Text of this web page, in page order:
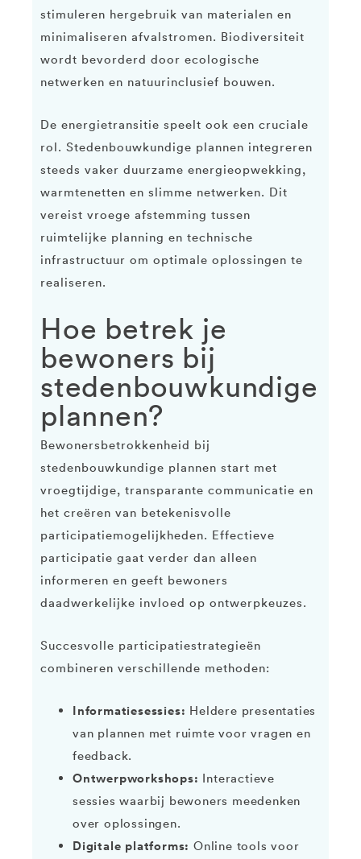
stimuleren hergebruik van materialen en
minimaliseren afvalstromen. Biodiversiteit
wordt bevorderd door ecologische
netwerken en natuurinclusief bouwen.
De energietransitie speelt ook een cruciale
rol. Stedenbouwkundige plannen integreren
steeds vaker duurzame energieopwekking,
warmtenetten en slimme netwerken. Dit
vereist vroege afstemming tussen
ruimtelijke planning en technische
infrastructuur om optimale oplossingen te
realiseren.
Hoe betrek je
bewoners bij
stedenbouwkundige
plannen?
Bewonersbetrokkenheid bij
stedenbouwkundige plannen start met
vroegtijdige, transparante communicatie en
het creëren van betekenisvolle
participatiemogelijkheden. Effectieve
participatie gaat verder dan alleen
informeren en geeft bewoners
daadwerkelijke invloed op ontwerpkeuzes.
Succesvolle participatiestrategieën
combineren verschillende methoden:
Informatiesessies: Heldere presentaties
van plannen met ruimte voor vragen en
feedback.
Ontwerpworkshops: Interactieve
sessies waarbij bewoners meedenken
over oplossingen.
Digitale platforms: Online tools voor